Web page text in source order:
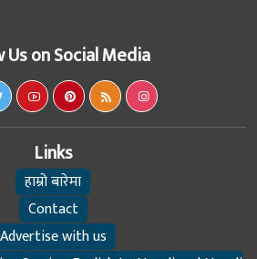
Us on Social Media
Links
हाम्रो बारेमा
Contact
Advertise with us